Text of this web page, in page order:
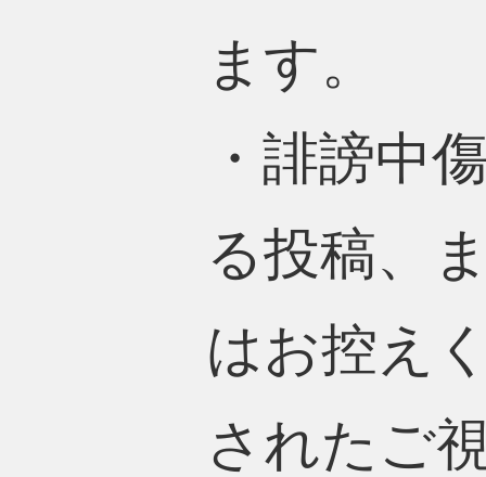
ます。
・誹謗中
る投稿、
はお控え
されたご